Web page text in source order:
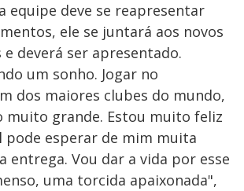
equipe deve se reapresentar
ele se juntará aos novos
deverá ser apresentado.
um sonho. Jogar no
dos maiores clubes do mundo,
muito grande. Estou muito feliz
pode esperar de mim muita
entrega. Vou dar a vida por esse
uma torcida apaixonada",